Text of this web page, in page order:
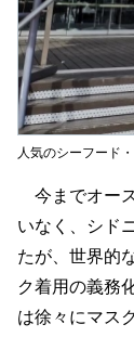
人気のシーフード
今までオー
いなく、シド
たが、世界的
ク着用の義務
は徐々にマス